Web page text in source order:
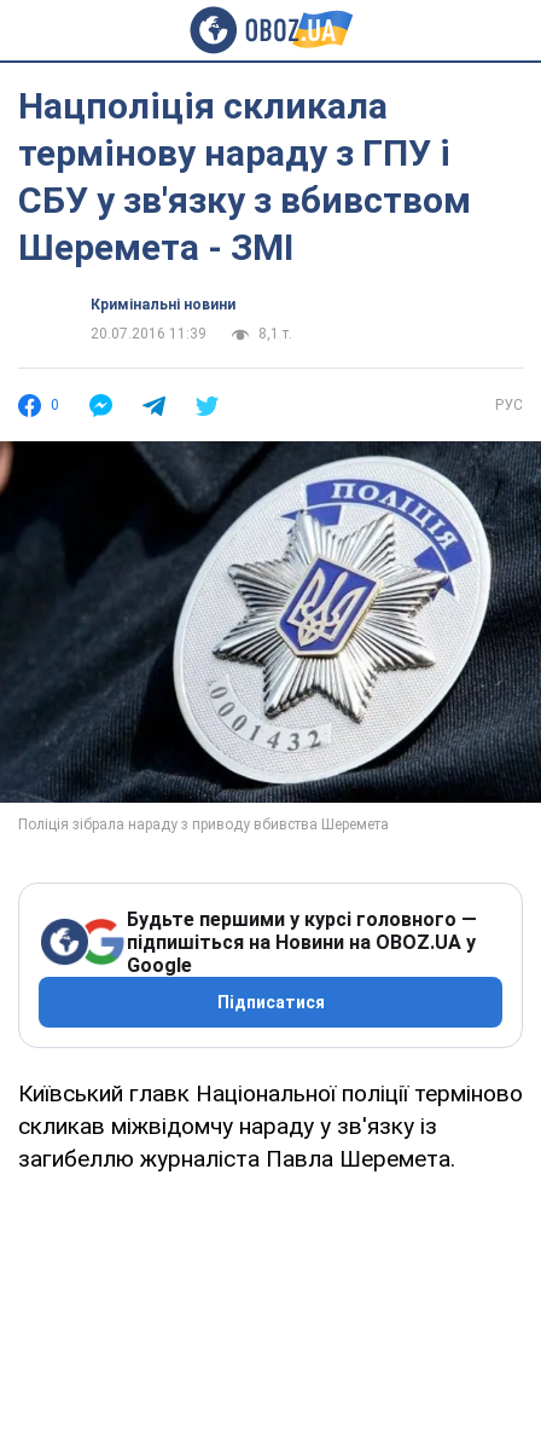
Нацполіція скликала
термінову нараду з ГПУ і
СБУ у зв'язку з вбивством
Шеремета - ЗМІ
Кримінальні новини
20.07.2016 11:39
8,1 т.
0 РУС
Будьте першими у курсі головного —
підпишіться на Новини на OBOZ.UA у
Google
Підписатися
Київський главк Національної поліції терміново
скликав міжвідомчу нараду у зв'язку із
загибеллю журналіста Павла Шеремета.